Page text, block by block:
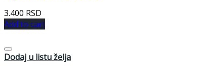
3.400 RSD
Add to cart
Dodaj u listu želja